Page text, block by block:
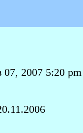
2007 5:20 pm